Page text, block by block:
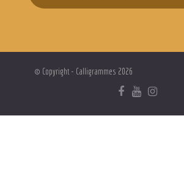
© Copyright - Calligrammes 2026